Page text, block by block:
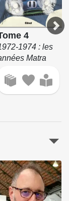
Shelby.
4
1974 : les
Matra